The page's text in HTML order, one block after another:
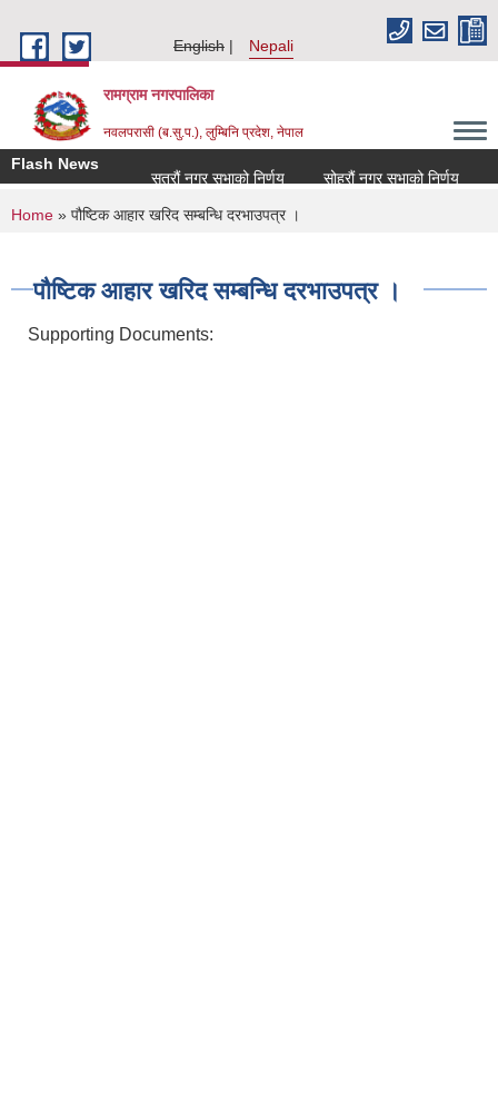
English
Nepali
रामग्राम नगरपालिका
नवलपरासी (ब.सु.प.), लुम्बिनि प्रदेश, नेपाल
Flash News
सत्रौं नगर सभाको निर्णय
सोह्रौं नगर सभाको निर्णय
You are here
Home » पौष्टिक आहार खरिद सम्बन्धि दरभाउपत्र ।
पौष्टिक आहार खरिद सम्बन्धि दरभाउपत्र ।
Supporting Documents: